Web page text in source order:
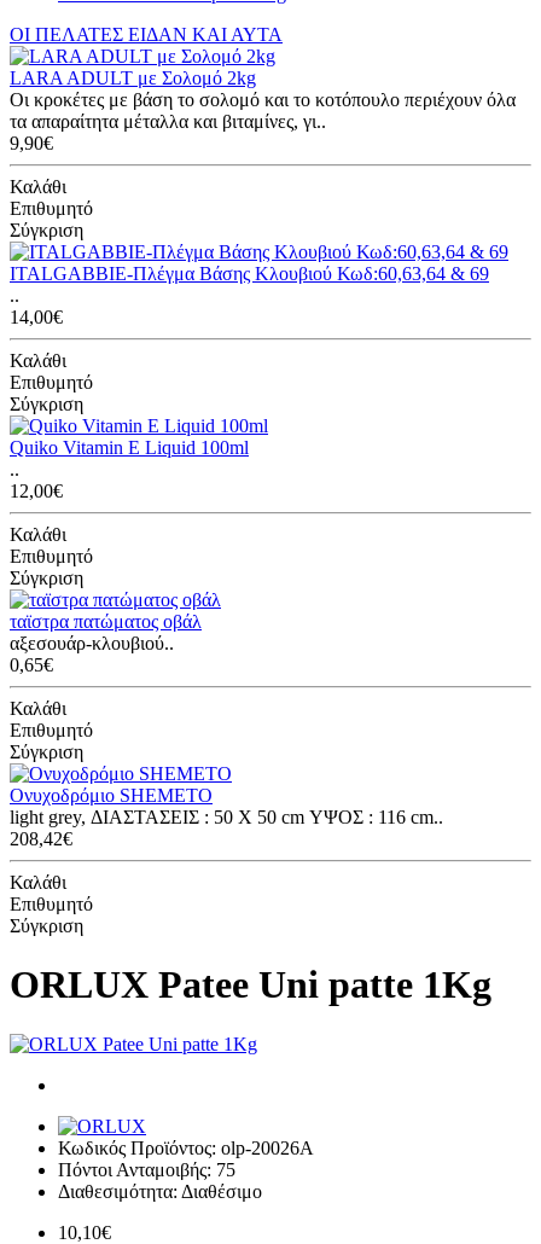
ΟΙ ΠΕΛΑΤΕΣ ΕΙΔΑΝ ΚΑΙ ΑΥΤΑ
LARA ADULT με Σολομό 2kg
Οι κροκέτες με βάση το σολομό και το κοτόπουλο περιέχουν όλα
τα απαραίτητα μέταλλα και βιταμίνες, γι..
9,90€
Καλάθι
Επιθυμητό
Σύγκριση
ITALGABBIE-Πλέγμα Βάσης Κλουβιού Κωδ:60,63,64 & 69
..
14,00€
Καλάθι
Επιθυμητό
Σύγκριση
Quiko Vitamin E Liquid 100ml
..
12,00€
Καλάθι
Επιθυμητό
Σύγκριση
ταϊστρα πατώματος οβάλ
αξεσουάρ-κλουβιού..
0,65€
Καλάθι
Επιθυμητό
Σύγκριση
Ονυχοδρόμιο SHEMETO
light grey, ΔΙΑΣΤΑΣΕΙΣ : 50 Χ 50 cm ΥΨΟΣ : 116 cm..
208,42€
Καλάθι
Επιθυμητό
Σύγκριση
ORLUX Patee Uni patte 1Kg
Κωδικός Προϊόντος: olp-20026A
Πόντοι Ανταμοιβής: 75
Διαθεσιμότητα: Διαθέσιμο
10,10€